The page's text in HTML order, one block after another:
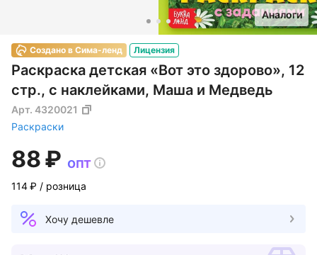
Аналоги
Создано в Сима-ленд Лицензия
Раскраска детская «Вот это здорово», 12
стр., с наклейками, Маша и Медведь
Арт. 4320021
Раскраски
88 ₽ опт
114 ₽ / розница
Хочу дешевле